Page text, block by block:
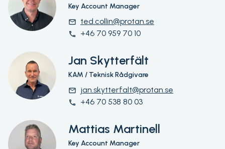
Key Account Manager
email ted.collin@protan.se
phone +46 70 959 70 10
Jan Skytterfält
KAM / Teknisk Rådgivare
email jan.skytterfalt@protan.se
phone +46 70 538 80 03
Mattias Martinell
Key Account Manager